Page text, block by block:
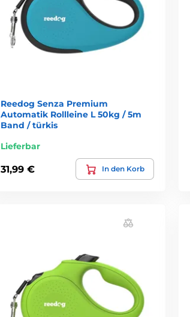
Reedog Senza Premium
Automatik Rollleine L 50kg / 5m
Band / türkis
Lieferbar
31,99 € In den Korb